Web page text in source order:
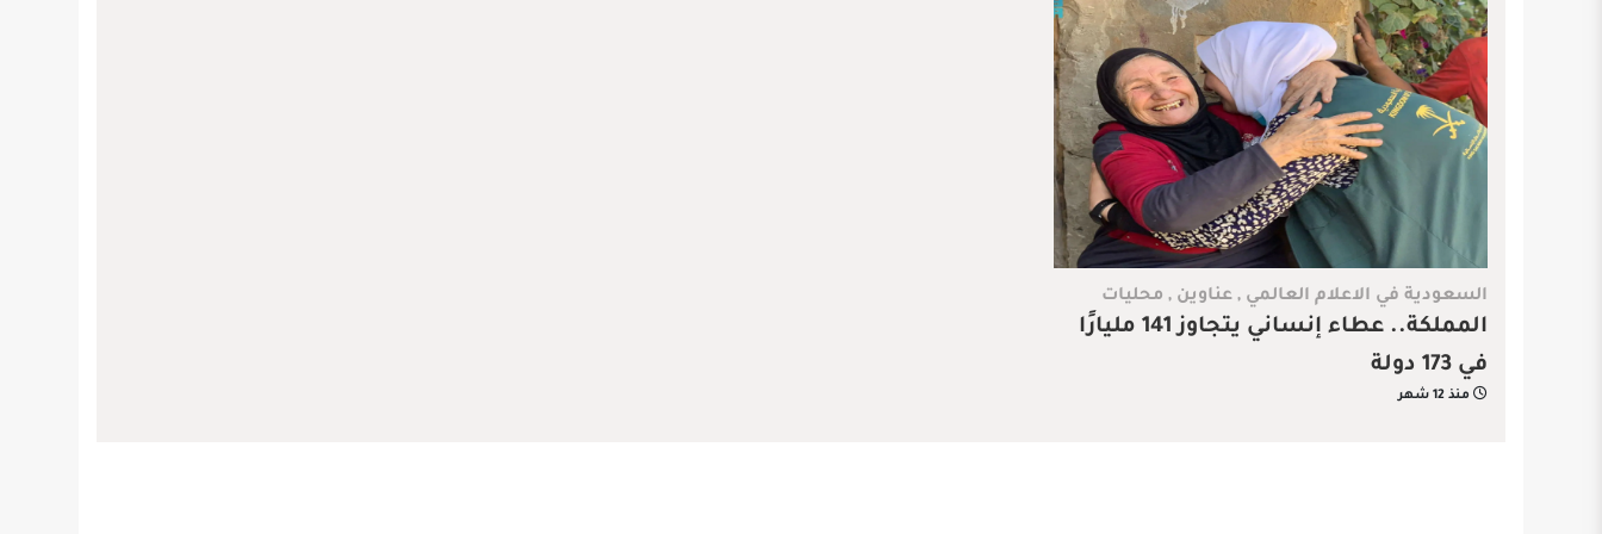
السعودية في الاعلام العالمي , عناوين , محليات
المملكة.. عطاء إنساني يتجاوز 141 مليارًا
في 173 دولة
منذ 12 شهر